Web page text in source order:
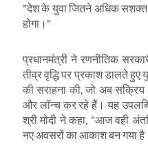
"देश के युवा जितने अधिक सशक्त
होगा।"
प्रधानमंत्री ने रणनीतिक
तीव्र वृद्धि पर प्रकाश डालते हुए
की सराहना की,जो अब
और लॉन्च कर रहे हैं। यह
श्री मोदी ने कहा , "आज वही
नए अवसरों का आकाश बन गया